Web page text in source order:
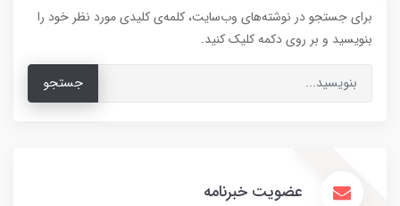
برای جستجو در نوشته‌های وب‌سایت، کلمه‌ی کلیدی مورد نظر خود را
بنویسید و بر روی دکمه کلیک کنید.
جستجو
عضویت خبرنامه